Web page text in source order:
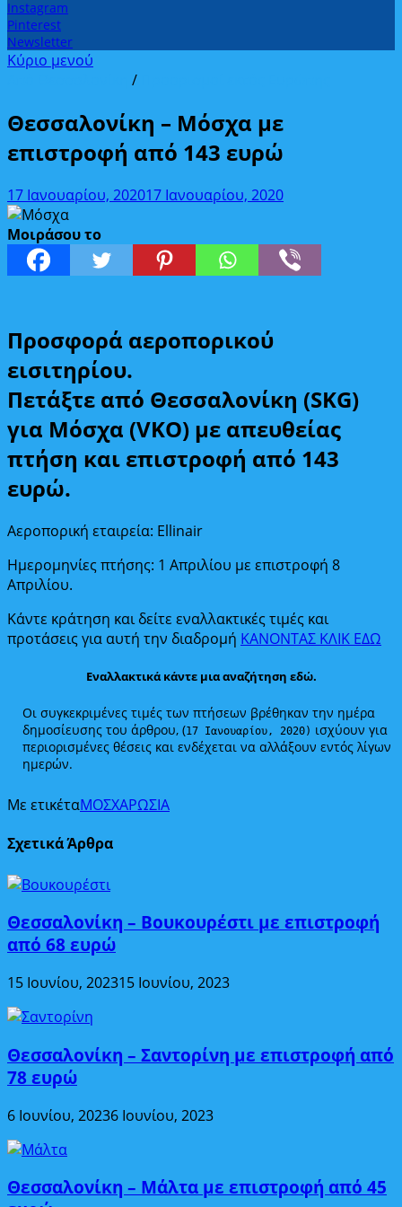
Instagram
Pinterest
Newsletter
Κύριο μενού
/
Θεσσαλονίκη – Μόσχα με
επιστροφή από 143 ευρώ
17 Ιανουαρίου, 202017 Ιανουαρίου, 2020
Μοιράσου το
Προσφορά αεροπορικού
εισιτηρίου.
Πετάξτε από Θεσσαλονίκη (SKG)
για Μόσχα (VKO) με απευθείας
πτήση και επιστροφή από 143
ευρώ.
Αεροπορική εταιρεία: Ellinair
Ημερομηνίες πτήσης: 1 Απριλίου με επιστροφή 8
Απριλίου.
Κάντε κράτηση και δείτε εναλλακτικές τιμές και
προτάσεις για αυτή την διαδρομή ΚΑΝΟΝΤΑΣ ΚΛΙΚ ΕΔΩ
Εναλλακτικά κάντε μια αναζήτηση εδώ.
Οι συγκεκριμένες τιμές των πτήσεων βρέθηκαν την ημέρα
δημοσίευσης του άρθρου, (17 Ιανουαρίου, 2020) ισχύουν για
περιορισμένες θέσεις και ενδέχεται να αλλάξουν εντός λίγων
ημερών.
Με ετικέταΜΟΣΧΑΡΩΣΙΑ
Σχετικά Άρθρα
Θεσσαλονίκη – Βουκουρέστι με επιστροφή
από 68 ευρώ
15 Ιουνίου, 202315 Ιουνίου, 2023
Θεσσαλονίκη – Σαντορίνη με επιστροφή από
78 ευρώ
6 Ιουνίου, 20236 Ιουνίου, 2023
Θεσσαλονίκη – Μάλτα με επιστροφή από 45